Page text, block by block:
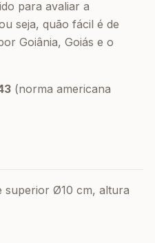
para avaliar a
seja, quão fácil é de
Goiânia, Goiás e o
(norma americana
superior Ø10 cm, altura